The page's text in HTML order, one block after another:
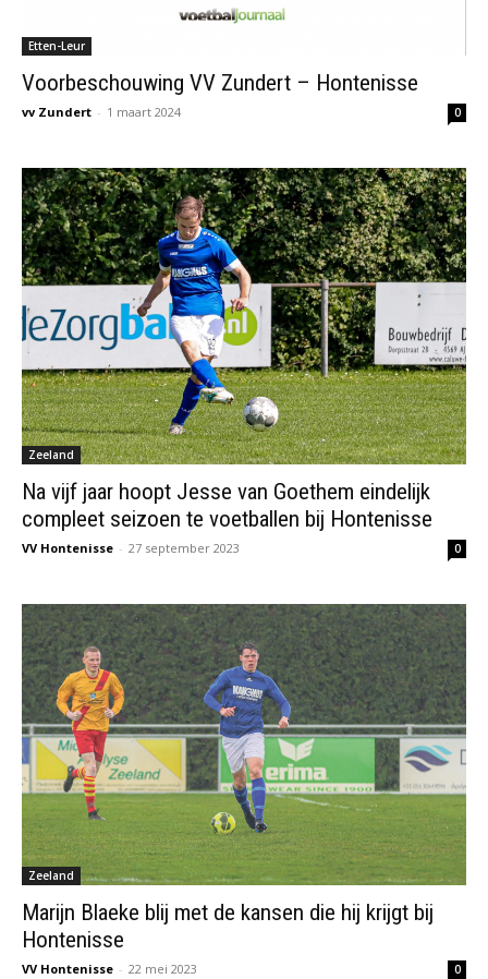
Etten-Leur
Voorbeschouwing VV Zundert – Hontenisse
vv Zundert - 1 maart 2024 0
Zeeland
Na vijf jaar hoopt Jesse van Goethem eindelijk
compleet seizoen te voetballen bij Hontenisse
VV Hontenisse - 27 september 2023 0
Zeeland
Marijn Blaeke blij met de kansen die hij krijgt bij
Hontenisse
VV Hontenisse - 22 mei 2023 0